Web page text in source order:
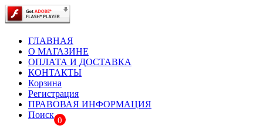
ГЛАВНАЯ
О МАГАЗИНЕ
ОПЛАТА И ДОСТАВКА
КОНТАКТЫ
Корзина
Регистрация
ПРАВОВАЯ ИНФОРМАЦИЯ
Поиск
0